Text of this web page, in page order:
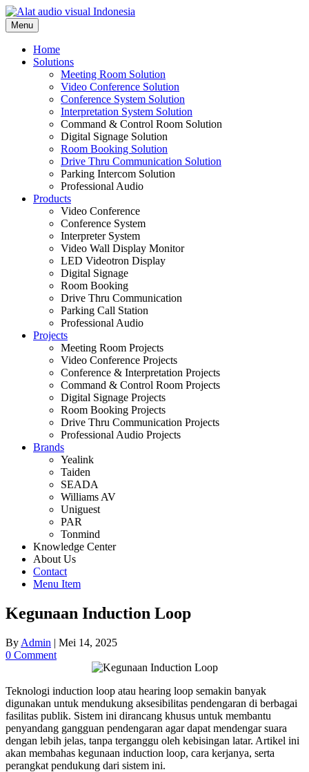
Skip
to
content
Menu
Home
Solutions
Meeting Room Solution
Video Conference Solution
Conference System Solution
Interpretation System Solution
Command & Control Room Solution
Digital Signage Solution
Room Booking Solution
Drive Thru Communication Solution
Parking Intercom Solution
Professional Audio
Products
Video Conference
Conference System
Interpreter System
Video Wall Display Monitor
LED Videotron Display
Digital Signage
Room Booking
Drive Thru Communication
Parking Call Station
Professional Audio
Projects
Meeting Room Projects
Video Conference Projects
Conference & Interpretation Projects
Command & Control Room Projects
Digital Signage Projects
Room Booking Projects
Drive Thru Communication Projects
Professional Audio Projects
Brands
Yealink
Taiden
SEADA
Williams AV
Uniguest
PAR
Tonmind
Knowledge Center
About Us
Contact
Menu Item
Kegunaan Induction Loop
By Admin | Mei 14, 2025
0 Comment
Teknologi induction loop atau hearing loop semakin banyak
digunakan untuk mendukung aksesibilitas pendengaran di berbagai
fasilitas publik. Sistem ini dirancang khusus untuk membantu
penyandang gangguan pendengaran agar dapat mendengar suara
dengan lebih jelas, tanpa terganggu oleh kebisingan latar. Artikel ini
akan membahas kegunaan induction loop, cara kerjanya, serta
perangkat pendukung dari sistem ini.